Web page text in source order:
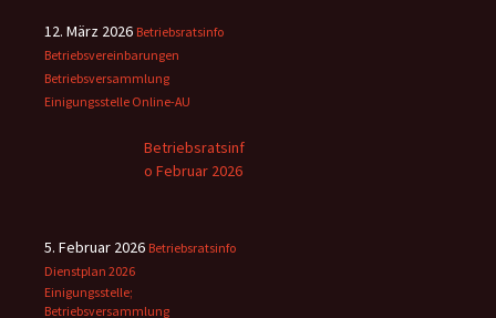
12. März 2026 Betriebsratsinfo
Betriebsvereinbarungen
Betriebsversammlung
Einigungsstelle Online-AU
Betriebsratsinf
o Februar 2026
5. Februar 2026 Betriebsratsinfo
Dienstplan 2026
Einigungsstelle;
Betriebsversammlung